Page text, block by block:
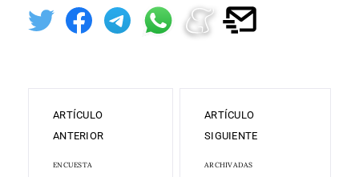
ARTÍCULO
ANTERIOR
ENCUESTA
ARTÍCULO
SIGUIENTE
ARCHIVADAS